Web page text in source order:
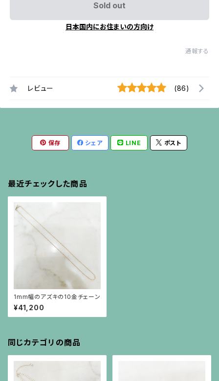
Sold out
日本国内にお住まいの方向け
通報する
レビュー (86)
保存 シェア LINE ポスト
最近チェックした商品
1mm幅のアズキの10金チェーン
¥41,200
同じカテゴリの商品